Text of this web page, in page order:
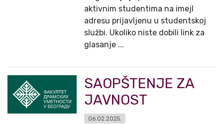
aktivnim studentima na imejl
adresu prijavljenu u studentskoj
službi. Ukoliko niste dobili link za
glasanje ...
SAOPŠTENJE ZA
JAVNOST
06.02.2025.